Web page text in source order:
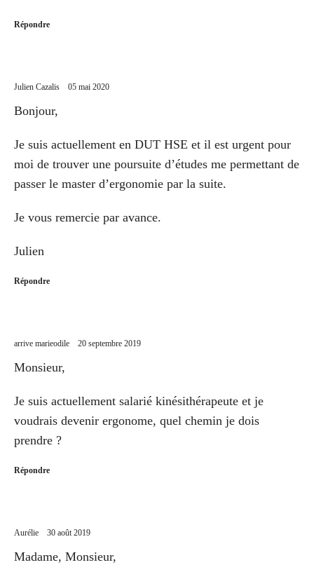
Répondre
Julien Cazalis 05 mai 2020
Bonjour,
Je suis actuellement en DUT HSE et il est urgent pour
moi de trouver une poursuite d’études me permettant de
passer le master d’ergonomie par la suite.
Je vous remercie par avance.
Julien
Répondre
arrive marieodile 20 septembre 2019
Monsieur,
Je suis actuellement salarié kinésithérapeute et je
voudrais devenir ergonome, quel chemin je dois
prendre ?
Répondre
Aurélie 30 août 2019
Madame, Monsieur,